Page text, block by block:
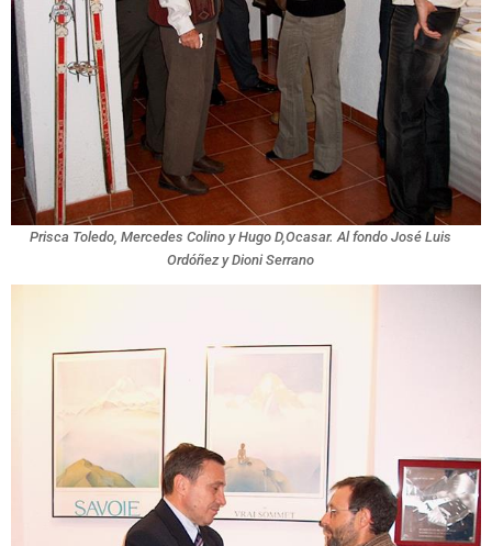
Prisca Toledo, Mercedes Colino y Hugo D,Ocasar. Al fondo José Luis
Ordóñez y Dioni Serrano